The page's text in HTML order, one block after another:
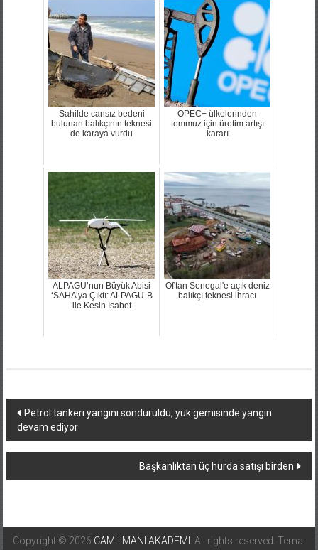
Sahilde cansız bedeni
bulunan balıkçının teknesi
de karaya vurdu
OPEC+ ülkelerinden
temmuz için üretim artışı
kararı
ALPAGU’nun Büyük Abisi
‘SAHA’ya Çıktı: ALPAGU-B
ile Kesin İsabet
Of'tan Senegal'e açık deniz
balıkçı teknesi ihracı
Yazı
dolaşımı
Petrol tankeri yangını söndürüldü, yük gemisinde yangın
devam ediyor
Başkanlıktan üç hurda satışı birden
Copyright © 2026 CAMLIMANI AKADEMI
. All rights reserved. Tema: